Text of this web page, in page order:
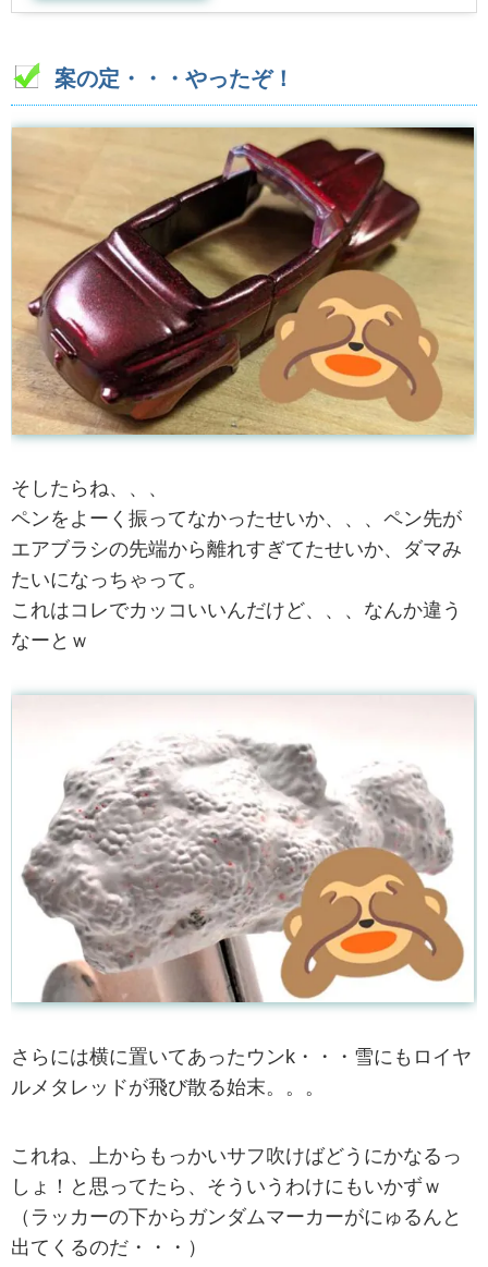
案の定・・・やったぞ！
そしたらね、、、
ペンをよーく振ってなかったせいか、、、ペン先が
エアブラシの先端から離れすぎてたせいか、ダマみ
たいになっちゃって。
これはコレでカッコいいんだけど、、、なんか違う
なーとｗ
さらには横に置いてあったウンk・・・雪にもロイヤ
ルメタレッドが飛び散る始末。。。
これね、上からもっかいサフ吹けばどうにかなるっ
しょ！と思ってたら、そういうわけにもいかずｗ
（ラッカーの下からガンダムマーカーがにゅるんと
出てくるのだ・・・）